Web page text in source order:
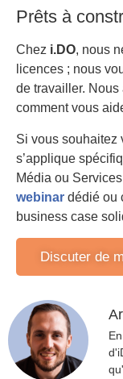
Prêts à
Chez i.DO, nous
licences ; nous
de travailler.
comment vous
Si vous souhaitez
s’applique
Média ou
webinar dédié ou
business case
Discuter de